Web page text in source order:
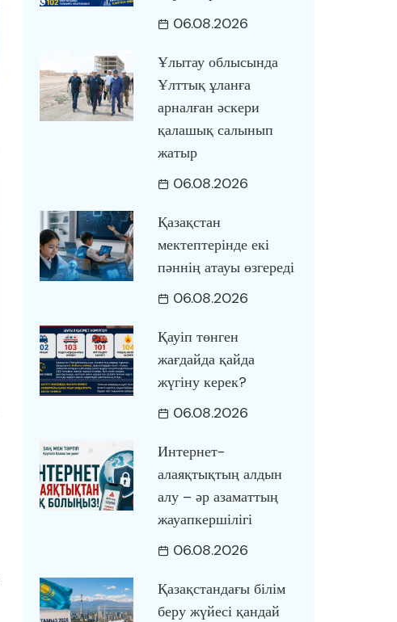
06.08.2026
Ұлытау облысында
Ұлттық ұланға
арналған әскери
қалашық салынып
жатыр
06.08.2026
Қазақстан
мектептерінде екі
пәннің атауы өзгереді
06.08.2026
Қауіп төнген
жағдайда қайда
жүгіну керек?
06.08.2026
Интернет-
алаяқтықтың алдын
алу – әр азаматтың
жауапкершілігі
06.08.2026
Қазақстандағы білім
беру жүйесі қандай